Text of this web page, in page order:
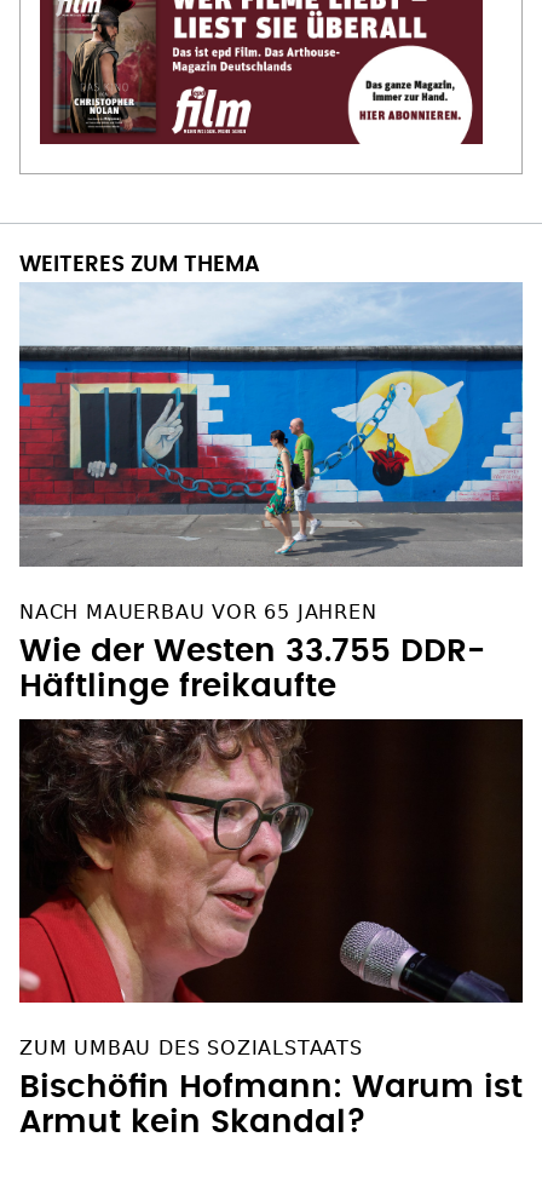
WEITERES ZUM THEMA
NACH MAUERBAU VOR 65 JAHREN
Wie der Westen 33.755 DDR-
Häftlinge freikaufte
ZUM UMBAU DES SOZIALSTAATS
Bischöfin Hofmann: Warum ist
Armut kein Skandal?